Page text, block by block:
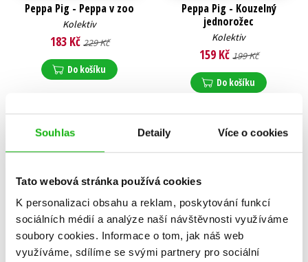
Souhlas Detaily Více o cookies
Tato webová stránka používá cookies
K personalizaci obsahu a reklam, poskytování funkcí
sociálních médií a analýze naší návštěvnosti využíváme
soubory cookies. Informace o tom, jak náš web
využíváme, sdílíme se svými partnery pro sociální
Peppa Pig - Peppa v zoo
Kolektiv
183 Kč 229 Kč
Do košíku
Peppa Pig - Kouzelný
jednorožec
Kolektiv
159 Kč 199 Kč
Do košíku